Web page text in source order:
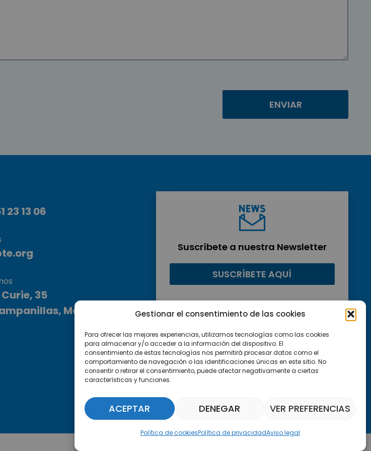
Gestionar el consentimiento de las cookies
Para ofrecer las mejores experiencias, utilizamos tecnologías como las cookies
para almacenar y/o acceder a la información del dispositivo. El
consentimiento de estas tecnologías nos permitirá procesar datos como el
comportamiento de navegación o las identificaciones únicas en este sitio. No
consentir o retirar el consentimiento, puede afectar negativamente a ciertas
características y funciones.
ACEPTAR DENEGAR VER PREFERENCIAS
Política de cookiesPolítica de privacidadAviso legal
23 13 06
35
Málaga
Suscríbete a nuestra Newsletter
SUSCRÍBETE AQUÍ